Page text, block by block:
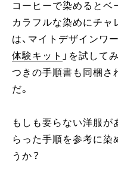
コーヒーで染めるとベ
カラフルな染めにチャ
は、マイトデザインワ
体験キット 」を試して
つきの手順書も同梱さ
だ。
もしも要らない洋服が
らった手順を参考に染
うか？